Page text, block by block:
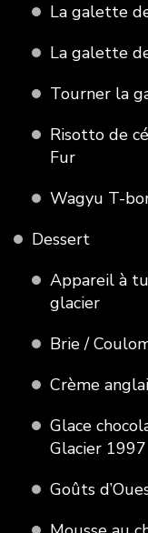
La galette
La galette
Tourner la
Risotto de
Fur
Wagyu T-
Dessert
Appareil à
glacier
Brie /
Crème
Glace
Glacier 1997
Goûts